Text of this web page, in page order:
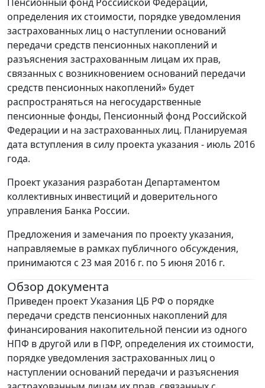
определения их стоимости, порядке уведомления
застрахованных лиц о наступлении оснований
передачи средств пенсионных накоплений и
разъяснения застрахованным лицам их прав,
связанных с возникновением оснований передачи
средств пенсионных накоплений» будет
распространяться на негосударственные
пенсионные фонды, Пенсионный фонд Российской
Федерации и на застрахованных лиц. Планируемая
дата вступления в силу проекта указания - июль 2016
года.
Проект указания разработан Департаментом
коллективных инвестиций и доверительного
управления Банка России.
Предложения и замечания по проекту указания,
направляемые в рамках публичного обсуждения,
принимаются с 23 мая 2016 г. по 5 июня 2016 г.
Обзор документа
Приведен проект Указания ЦБ РФ о порядке
передачи средств пенсионных накоплений для
финансирования накопительной пенсии из одного
НПФ в другой или в ПФР, определения их стоимости,
порядке уведомления застрахованных лиц о
наступлении оснований передачи и разъяснения